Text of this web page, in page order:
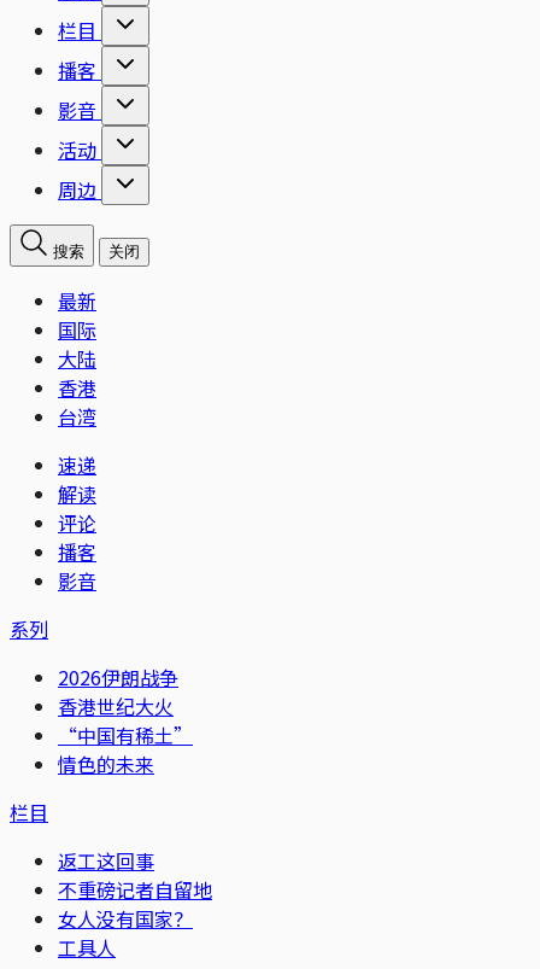
栏目
播客
影音
活动
周边
搜索 关闭
最新
国际
大陆
香港
台湾
速递
解读
评论
播客
影音
系列
2026伊朗战争
香港世纪大火
“中国有稀土”
情色的未来
栏目
返工这回事
不重磅记者自留地
女人没有国家？
工具人